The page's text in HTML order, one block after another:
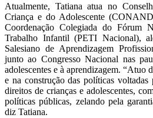
Atualmente, Tatiana atua no
Criança e do Adolescente
Coordenação Colegiada do Fórum
Trabalho Infantil (PETI Nacional),
Salesiano de Aprendizagem
junto ao Congresso Nacional nas
adolescentes e à aprendizagem. “Atuo
e na construção das políticas voltadas
direitos de crianças e adolescentes,
políticas públicas, zelando pela
diz Tatiana.